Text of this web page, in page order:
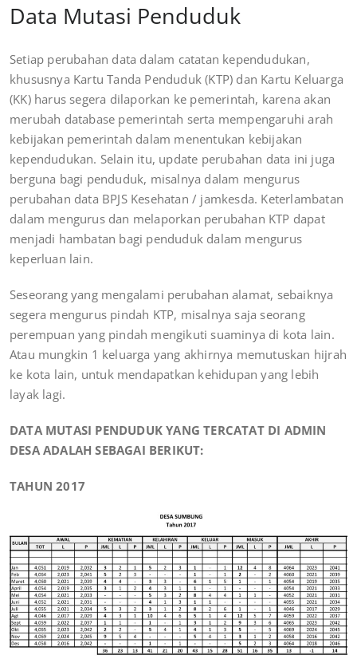
Data Mutasi Penduduk
Setiap perubahan data dalam catatan kependudukan,
khususnya Kartu Tanda Penduduk (KTP) dan Kartu Keluarga
(KK) harus segera dilaporkan ke pemerintah, karena akan
merubah database pemerintah serta mempengaruhi arah
kebijakan pemerintah dalam menentukan kebijakan
kependudukan. Selain itu, update perubahan data ini juga
berguna bagi penduduk, misalnya dalam mengurus
perubahan data BPJS Kesehatan / jamkesda. Keterlambatan
dalam mengurus dan melaporkan perubahan KTP dapat
menjadi hambatan bagi penduduk dalam mengurus
keperluan lain.
Seseorang yang mengalami perubahan alamat, sebaiknya
segera mengurus pindah KTP, misalnya saja seorang
perempuan yang pindah mengikuti suaminya di kota lain.
Atau mungkin 1 keluarga yang akhirnya memutuskan hijrah
ke kota lain, untuk mendapatkan kehidupan yang lebih
layak lagi.
DATA MUTASI PENDUDUK YANG TERCATAT DI ADMIN
DESA ADALAH SEBAGAI BERIKUT:
TAHUN 2017